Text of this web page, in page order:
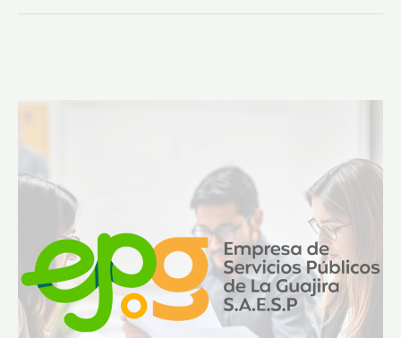
LICITACION
PUBLICA
LP-
001
de
2026